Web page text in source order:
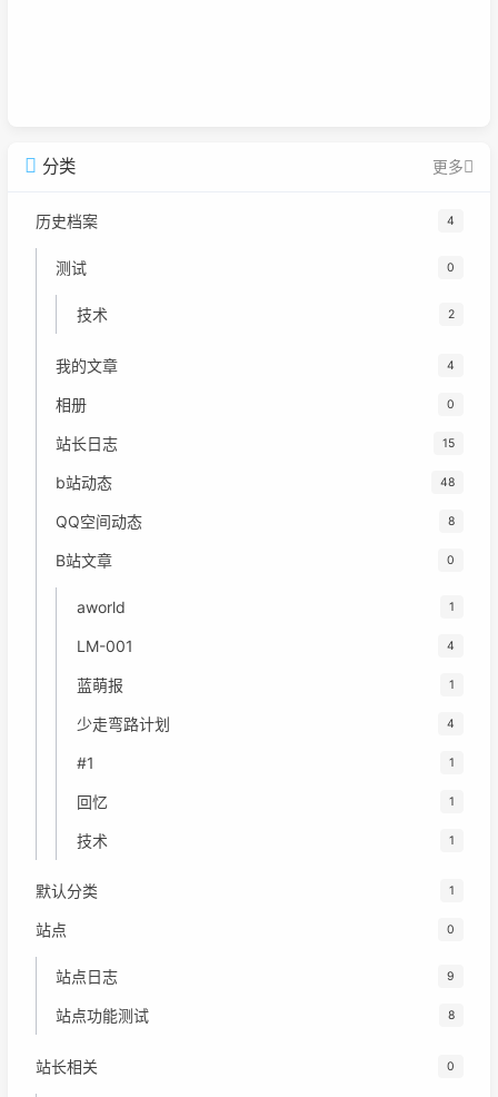
分类 更多
历史档案 4
测试 0
技术 2
我的文章 4
相册 0
站长日志 15
b站动态 48
QQ空间动态 8
B站文章 0
aworld 1
LM-001 4
蓝萌报 1
少走弯路计划 4
#1 1
回忆 1
技术 1
默认分类 1
站点 0
站点日志 9
站点功能测试 8
站长相关 0